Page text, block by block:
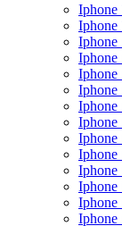
Iphone
Iphone
Iphone
Iphone
Iphone
Iphone
Iphone
Iphone
Iphone
Iphone
Iphone
Iphone
Iphone
Iphone